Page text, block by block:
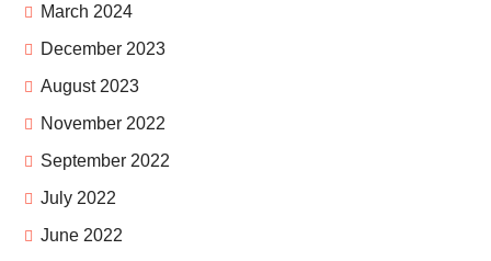
March 2024
December 2023
August 2023
November 2022
September 2022
July 2022
June 2022